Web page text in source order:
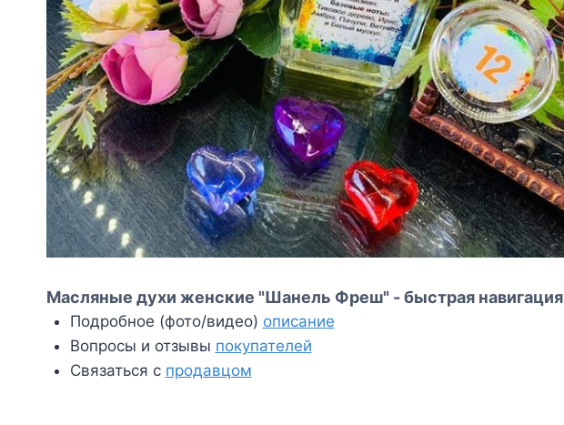
Масляные духи женские "Шанель Фреш" - быстрая
Подробное (фото/видео) описание
Вопросы и отзывы покупателей
Связаться с продавцом